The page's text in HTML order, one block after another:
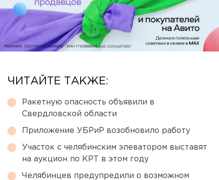
ЧИТАЙТЕ ТАКЖЕ:
Ракетную опасность объявили в
Свердловской области
Приложение УБРиР возобновило работу
Участок с челябинским элеватором выставят
на аукцион по КРТ в этом году
Челябинцев предупредили о возможном